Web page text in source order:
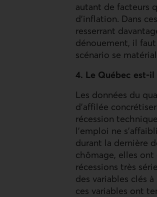
autant de facteurs
d’inflation. Dans
resserrant
dénouement, il
scénario se
4. Le Québec est-
Les données du
d’affilée
récession
l’emploi ne
durant la dernière
chômage, elles
récessions très
des variables clés
ces variables ont